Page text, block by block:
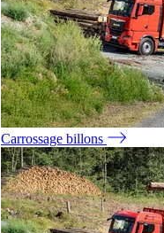
Carrossage billons